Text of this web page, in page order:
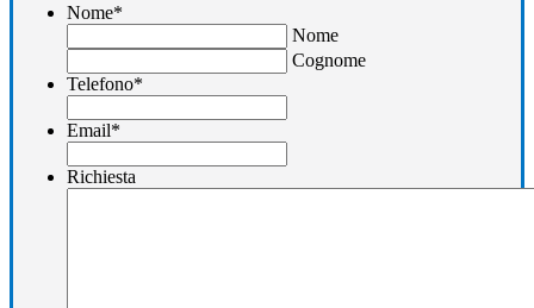
Nome*
Nome
Cognome
Telefono*
Email*
Richiesta